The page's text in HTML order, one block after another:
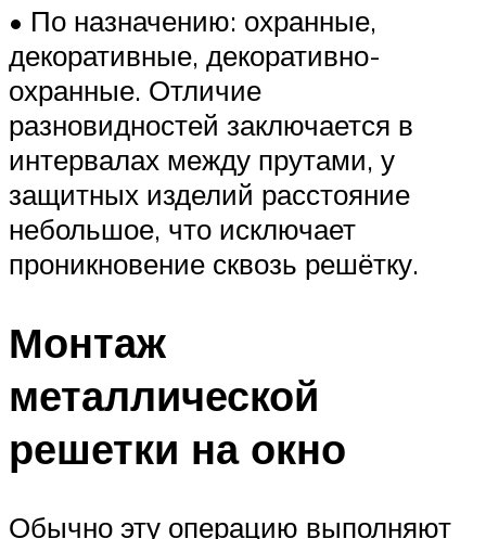
• По назначению: охранные,
декоративные, декоративно-
охранные. Отличие
разновидностей заключается в
интервалах между прутами, у
защитных изделий расстояние
небольшое, что исключает
проникновение сквозь решётку.
Монтаж
металлической
решетки на окно
Обычно эту операцию выполняют